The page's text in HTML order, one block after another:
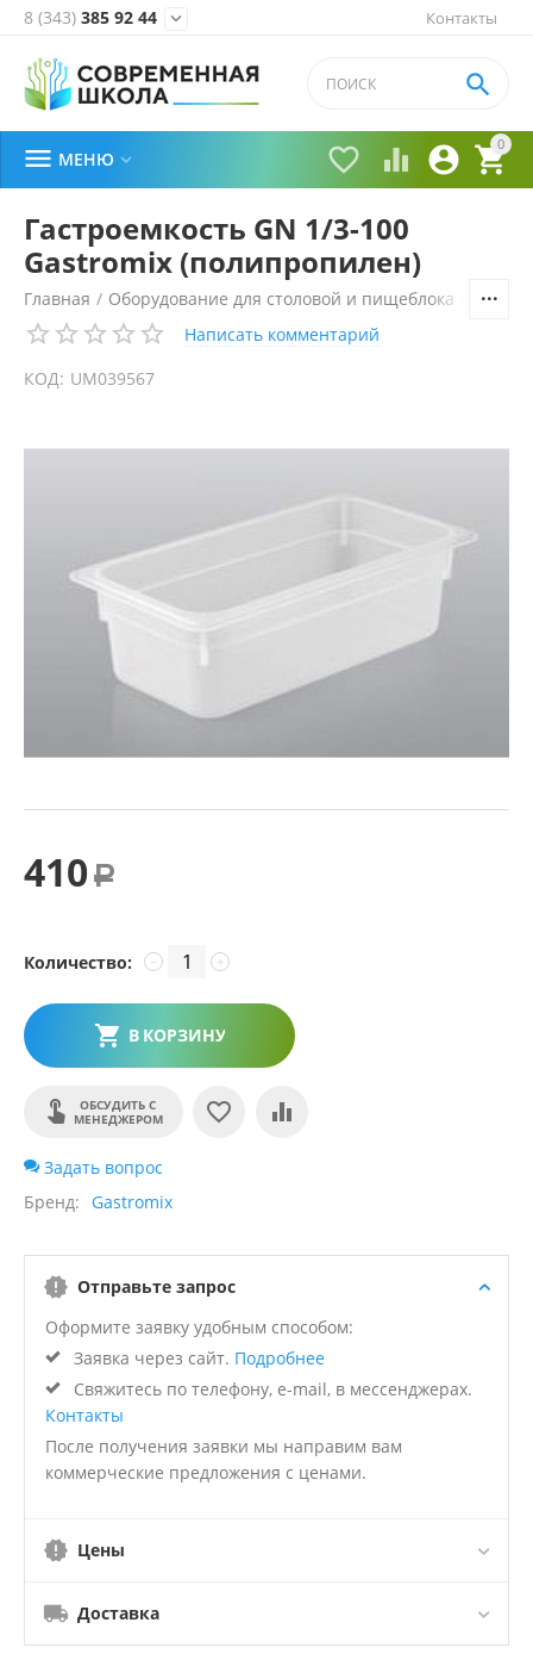
Контакты
8 (343) 385 92 44 
0


 

 МЕНЮ 
Гастроемкость GN 1/3-100
Gastromix (полипропилен)
Главная / Оборудование для столовой и пищеблока
Написать комментарий
КОД: UM039567
410 Р
Количество: +
−
В КОРЗИНУ
ОБСУДИТЬ С
МЕНЕДЖЕРОМ
Задать вопрос
Бренд
Gastromix
Отправьте запрос
Оформите заявку удобным способом:
Заявка через сайт. Подробнее
Свяжитесь по телефону, e-mail, в мессенджерах.
Контакты
После получения заявки мы направим вам
коммерческие предложения с ценами.
Цены
Доставка